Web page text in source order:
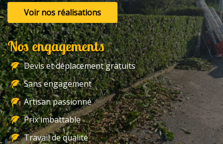
Voir nos réalisations
Nos engagements
Devis et déplacement gratuits
Sans engagement
Artisan passionné
Prix imbattable
Travail de qualité